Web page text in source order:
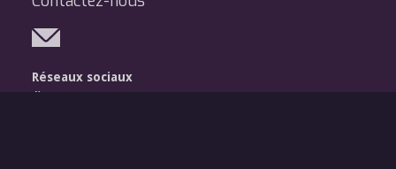
Réseaux sociaux